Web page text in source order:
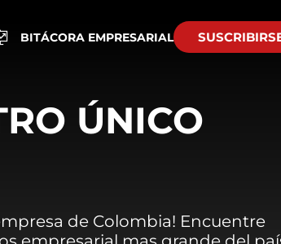
BITÁCORA EMPRESARIAL
ÚNICO
de Colombia! Encuentre